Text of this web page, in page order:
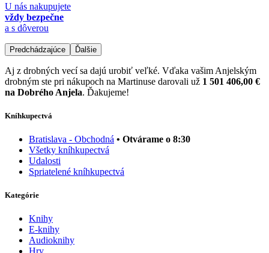
U nás nakupujete
vždy bezpečne
a s dôverou
Predchádzajúce Ďalšie
Aj z drobných vecí sa dajú urobiť veľké. Vďaka vašim Anjelským
drobným ste pri nákupoch na Martinuse darovali už 1 501 406,00 €
na Dobrého Anjela. Ďakujeme!
Kníhkupectvá
Bratislava - Obchodná • Otvárame o 8:30
Všetky kníhkupectvá
Udalosti
Spriatelené kníhkupectvá
Kategórie
Knihy
E-knihy
Audioknihy